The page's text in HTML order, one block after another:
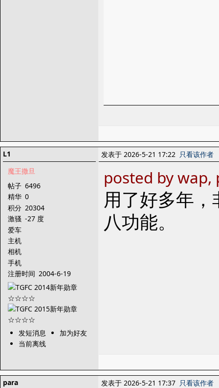
L1
魔王撒旦
帖子 6496
精华 0
积分 20304
激骚 -27 度
爱车
主机
相机
手机
注册时间 2004-6-19
发短消息
加为好友
当前离线
发表于 2026-5-21 17:22 只看该作者
posted by
用了好多年
八功能。
para
发表于 2026-5-21 17:37 只看该作者